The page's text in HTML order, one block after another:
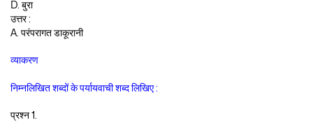
D. बुरा
उत्तर :
A. परंपरागत डाकूरानी
व्याकरण
निम्नलिखित शब्दों के पर्यायवाची शब्द लिखिए :
प्रश्न 1.